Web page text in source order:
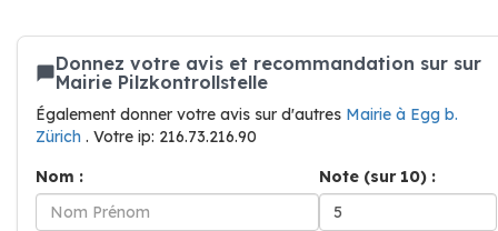
Donnez votre avis et recommandation sur sur
Mairie Pilzkontrollstelle
Également donner votre avis sur d'autres Mairie à Egg b.
Zürich . Votre ip: 216.73.216.90
Nom :
Note (sur 10) :